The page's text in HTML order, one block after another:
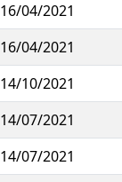
16/04/2021
16/04/2021
14/10/2021
14/07/2021
14/07/2021